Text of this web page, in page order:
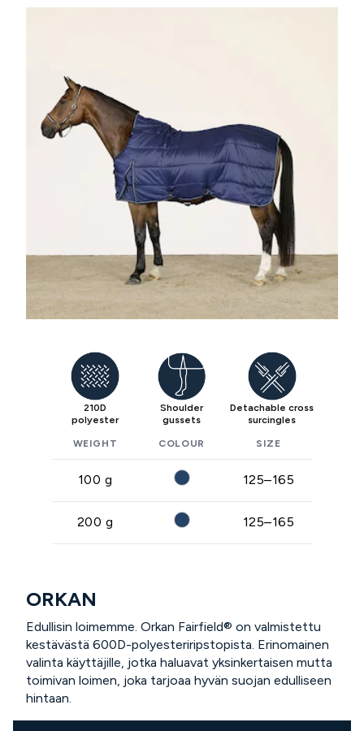
210D
polyester
Shoulder
gussets
Detachable cross
surcingles
WEIGHT COLOUR SIZE
100 g 125–165
200 g 125–165
ORKAN
Edullisin loimemme. Orkan Fairfield® on valmistettu
kestävästä 600D-polyesteriripstopista. Erinomainen
valinta käyttäjille, jotka haluavat yksinkertaisen mutta
toimivan loimen, joka tarjoaa hyvän suojan edulliseen
hintaan.